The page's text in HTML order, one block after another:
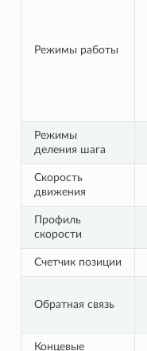
Режимы работы
Режимы
деления шага
Скорость
движения
Профиль
скорости
Счетчик позиции
Обратная связь
Концевые